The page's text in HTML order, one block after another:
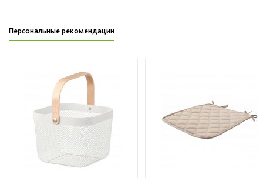
Персональные рекомендации